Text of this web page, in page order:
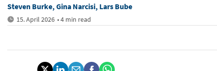
Steven Burke, Gina Narcisi, Lars Bube
15. April 2026 • 4 min read